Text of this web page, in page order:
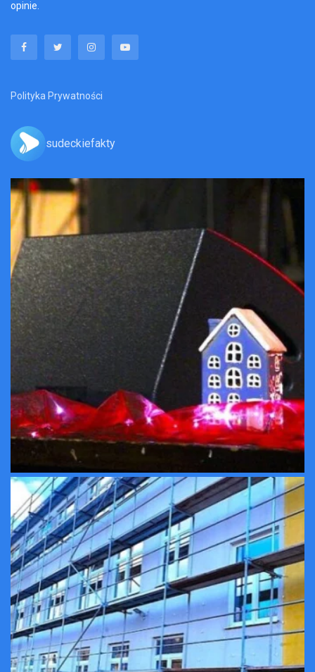
opinie.
Polityka Prywatności
sudeckiefakty